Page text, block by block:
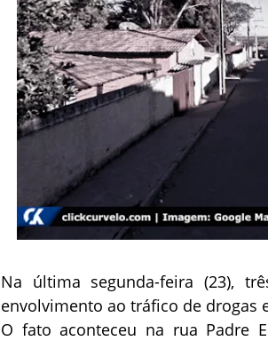
Na última segunda-feira (23),
envolvimento ao tráfico de drogas
O fato aconteceu na rua Padre